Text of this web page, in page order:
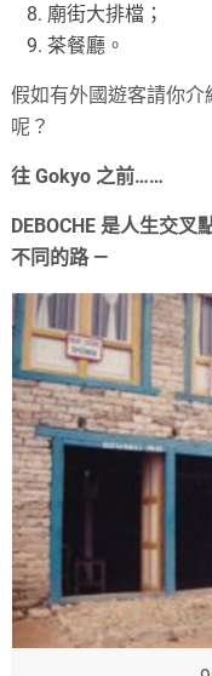
廟街大排檔；
茶餐廳。
假如有外國遊客請你
呢？
往 Gokyo 之前……
DEBOCHE 是人生交
不同的路 —